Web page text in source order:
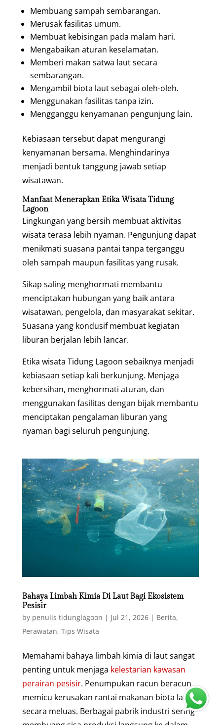
Membuang sampah sembarangan.
Merusak fasilitas umum.
Membuat kebisingan pada malam hari.
Mengabaikan aturan keselamatan.
Memberi makan satwa laut secara
sembarangan.
Mengambil biota laut sebagai oleh-oleh.
Menggunakan fasilitas tanpa izin.
Mengganggu kenyamanan pengunjung lain.
Kebiasaan tersebut dapat mengurangi
kenyamanan bersama. Menghindarinya
menjadi bentuk tanggung jawab setiap
wisatawan.
Manfaat Menerapkan Etika Wisata Tidung
Lagoon
Lingkungan yang bersih membuat aktivitas
wisata terasa lebih nyaman. Pengunjung dapat
menikmati suasana pantai tanpa terganggu
oleh sampah maupun fasilitas yang rusak.
Sikap saling menghormati membantu
menciptakan hubungan yang baik antara
wisatawan, pengelola, dan masyarakat sekitar.
Suasana yang kondusif membuat kegiatan
liburan berjalan lebih lancar.
Etika wisata Tidung Lagoon sebaiknya menjadi
kebiasaan setiap kali berkunjung. Menjaga
kebersihan, menghormati aturan, dan
menggunakan fasilitas dengan bijak membantu
menciptakan pengalaman liburan yang
nyaman bagi seluruh pengunjung.
Bahaya Limbah Kimia Di Laut Bagi Ekosistem
Pesisir
by penulis tidunglagoon | Jul 21, 2026| Berita,
Perawatan, Tips Wisata
Memahami bahaya limbah kimia di laut sangat
penting untuk menjaga kelestarian kawasan
perairan pesisir. Penumpukan racun beracun
memicu kerusakan rantai makanan biota laut
secara meluas. Berbagai pabrik industri sering